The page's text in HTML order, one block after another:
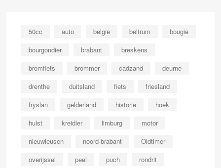
50cc auto belgie beltrum
bougie
bourgondier
brabant
breskens
bromfiets
brommer cadzand
deurne
drenthe
duitsland fiets
friesland
fryslan
gelderland historie
hoek
hulst
kreidler limburg
motor
nieuwleusen
noord-brabant
Oldtimer
overijssel
peel puch
rondrit